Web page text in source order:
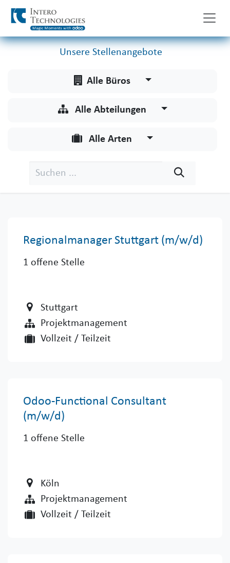
Zum Inhalt springen
Unsere Stellenangebote
Alle Büros
Alle Abteilungen
Alle Arten
Regionalmanager Stuttgart (m/w/d)
1 offene Stelle
Stuttgart
Projektmanagement
Vollzeit / Teilzeit
Odoo-Functional Consultant
(m/w/d)
1 offene Stelle
Köln
Projektmanagement
Vollzeit / Teilzeit